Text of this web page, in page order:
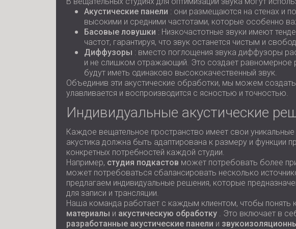
Акустические панели : они размещаются на стенах и
высокими и средними частотами, которые особенно
Басовые ловушки : Низкочастотные звуки имеют
частот, гарантируя, что звук останется чистым и
Диффузоры : вместо поглощения звука диффузоры
и не слишком отражающий. Это создает равномерное
будут иметь одинаково высококачественный звук.
Объединив эти акустические обработки, мы можем
улавливается и воспроизводится с ясностью и точностью.
Индивидуальные акустические
Каждое вещательное пространство имеет свои
акустика должна быть адаптирована к размеру и функции
конкретных потребностей каждой студии.
Например, студия подкастов может потребовать более
может потребоваться сбалансировать несколько
предлагаем индивидуальные решения, которые
для записи и трансляции.
Наша команда работает с каждым клиентом, чтобы понять
материалы и акустическую обработку . Это включает в
разработанные акустические панели и